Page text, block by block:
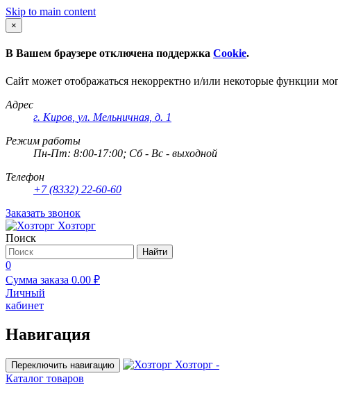
Skip to main content
×
В Вашем браузере отключена поддержка Cookie.
Сайт может отображаться некорректно и/или некоторые функции
Адрес
г. Киров ул. Мельничная, д. 1
Режим работы
Пн-Пт: 8:00-17:00; Сб - Вс - выходной
Телефон
+7 (8332) 22-60-60
Заказать звонок
Хозторг
Поиск
Найти
0
Сумма заказа 0.00 ₽
Личный
кабинет
Навигация
Переключить навигацию
Хозторг -
Каталог товаров